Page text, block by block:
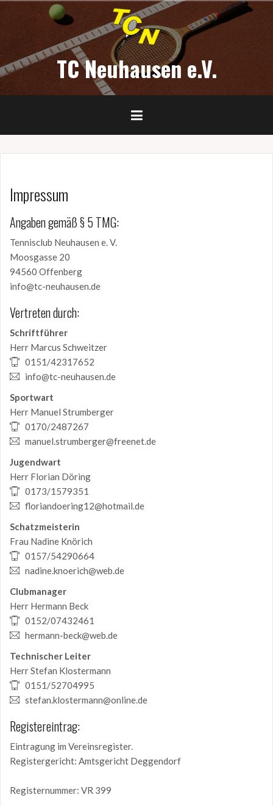
TC Neuhausen e.V.
Impressum
Angaben gemäß § 5 TMG:
Tennisclub Neuhausen e. V.
Moosgasse 20
94560 Offenberg
info@tc-neuhausen.de
Vertreten durch:
Schriftführer
Herr Marcus Schweitzer
0151/42317652
info@tc-neuhausen.de
Sportwart
Herr Manuel Strumberger
0170/2487267
manuel.strumberger@freenet.de
Jugendwart
Herr Florian Döring
0173/1579351
floriandoering12@hotmail.de
Schatzmeisterin
Frau Nadine Knörich
0157/54290664
nadine.knoerich@web.de
Clubmanager
Herr Hermann Beck
0152/07432461
hermann-beck@web.de
Technischer Leiter
Herr Stefan Klostermann
0151/52704995
stefan.klostermann@online.de
Registereintrag:
Eintragung im Vereinsregister.
Registergericht: Amtsgericht Deggendorf
Registernummer: VR 399